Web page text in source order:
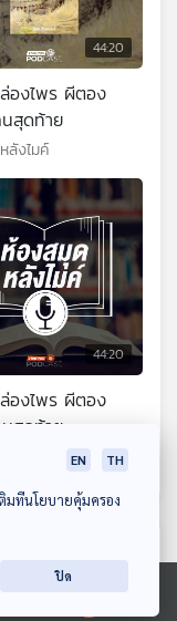
44:20
ล่องไพร ผีตอง
สุดท้าย
ลังไมค์
44:20
ล่องไพร ผีตอง
สุดท้าย
EN TH
มที่นโยบายคุ้มครอง
ปิด